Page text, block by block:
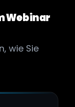
Webinar
wie Sie